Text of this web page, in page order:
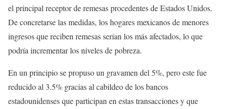
el principal receptor de remesas procedentes de Estados Unidos.
De concretarse las medidas, los hogares mexicanos de menores
ingresos que reciben remesas serían los más afectados, lo que
podría incrementar los niveles de pobreza.
En un principio se propuso un gravamen del 5%, pero este fue
reducido al 3.5% gracias al cabildeo de los bancos
estadounidenses que participan en estas transacciones y que